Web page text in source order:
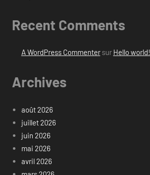
Recent Comments
A WordPress Commentersur Hello world!
Archives
août 2026
juillet 2026
juin 2026
mai 2026
avril 2026